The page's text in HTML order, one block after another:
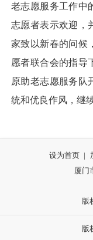
老志愿服务工作中
志愿者表示欢迎，
家致以新春的问候
愿者联合会的指导
原助老志愿服务队
统和优良作风，继
设为首页 |
厦门
版
版